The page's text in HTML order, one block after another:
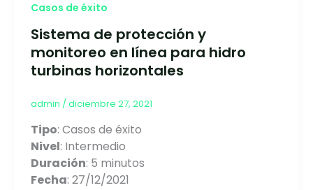
Casos de éxito
Sistema de protección y
monitoreo en línea para hidro
turbinas horizontales
admin /diciembre 27, 2021
Tipo: Casos de éxito
Nivel: Intermedio
Duración: 5 minutos
Fecha: 27/12/2021